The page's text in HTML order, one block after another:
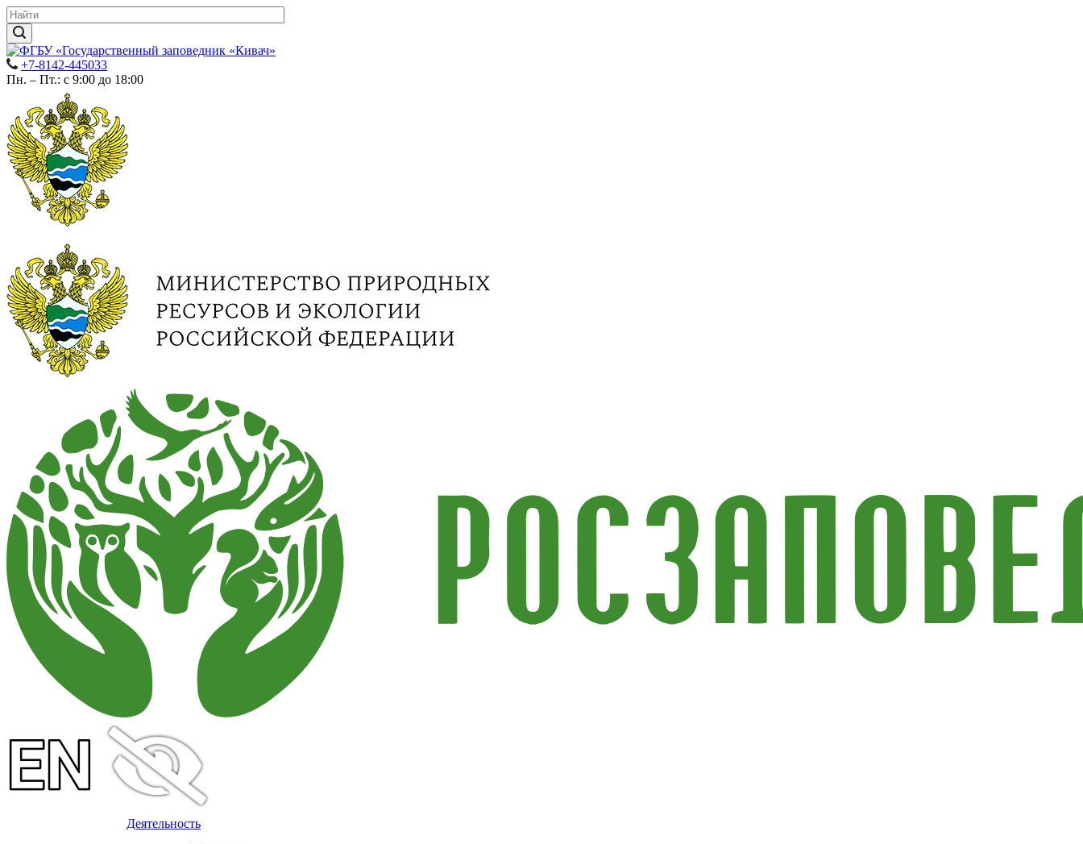
+7-8142-445033
Пн. – Пт.: с 9:00 до 18:00
Деятельность